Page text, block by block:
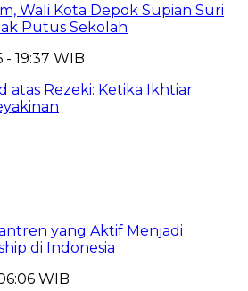
Wali Kota Depok Supian Suri
Putus Sekolah
19:37 WIB
atas Rezeki: Ketika Ikhtiar
yang Aktif Menjadi
di Indonesia
WIB